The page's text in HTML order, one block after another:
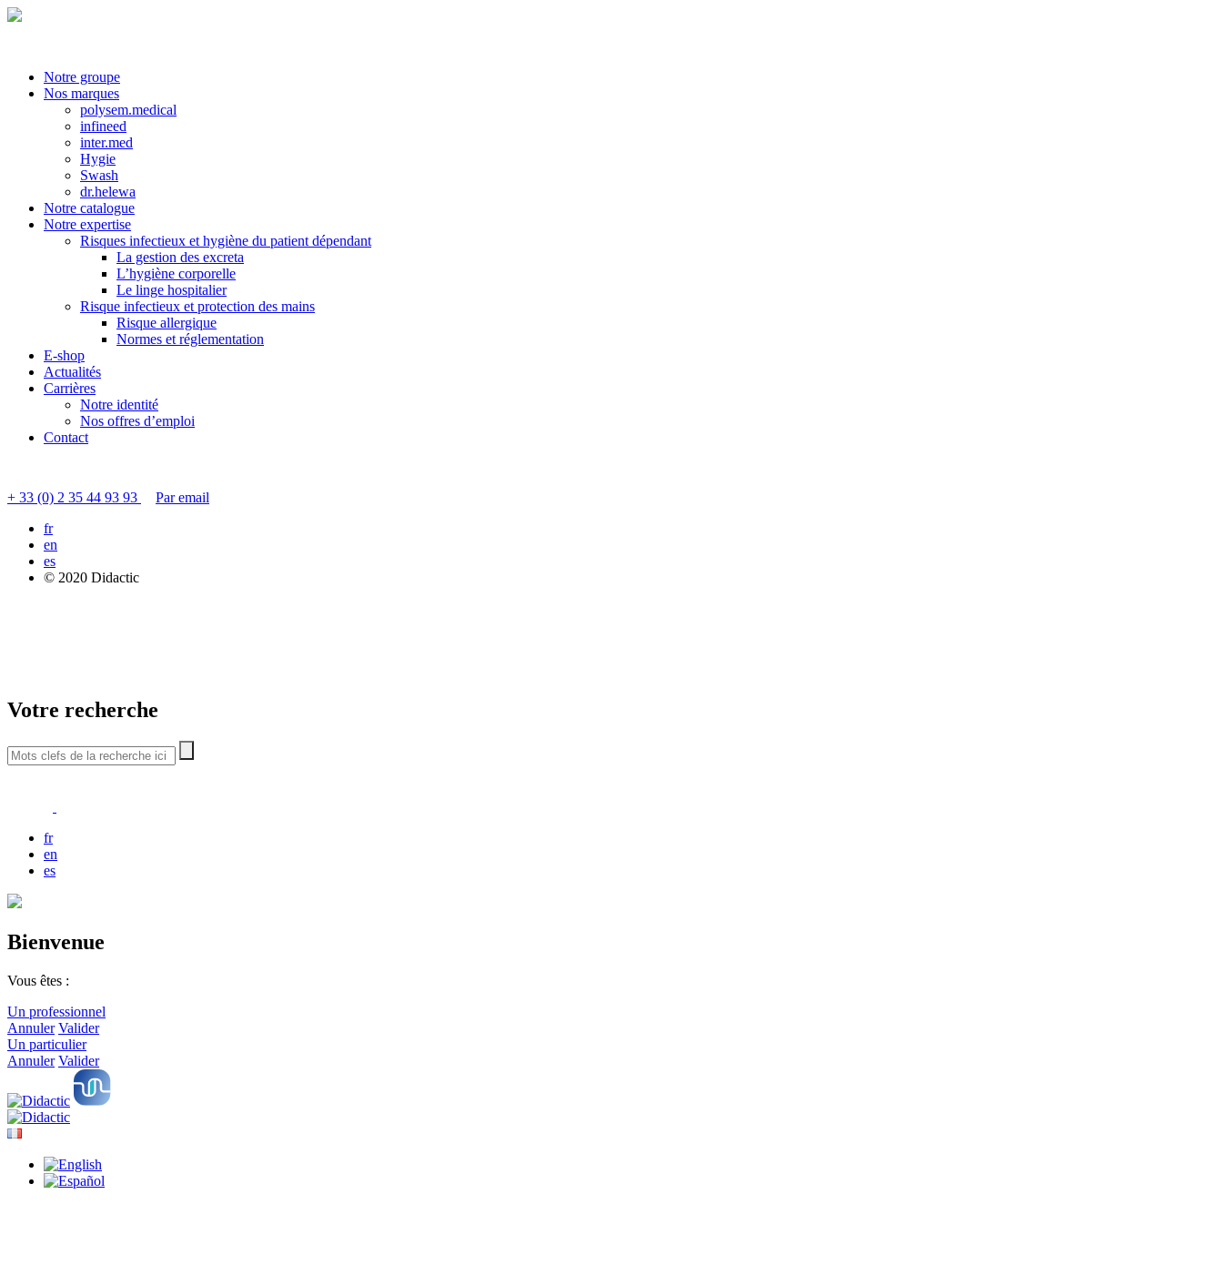
Notre groupe
Nos marques
polysem.medical
infineed
inter.med
Hygie
Swash
dr.helewa
Notre catalogue
Notre expertise
Risques infectieux et hygiène du patient dépendant
La gestion des excreta
L’hygiène corporelle
Le linge hospitalier
Risque infectieux et protection des mains
Risque allergique
Normes et réglementation
E-shop
Actualités
Carrières
Notre identité
Nos offres d’emploi
Contact
+ 33 (0) 2 35 44 93 93
Par email
fr
en
es
© 2020 Didactic
Votre recherche
fr
en
es
Bienvenue
Vous êtes :
Un professionnel
Annuler Valider
Un particulier
Annuler Valider